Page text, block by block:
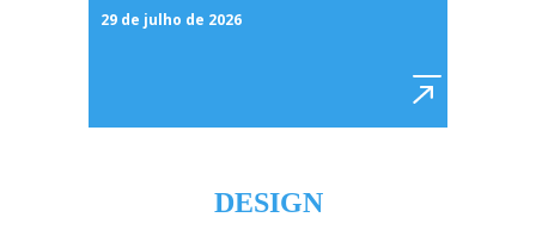
29 de julho de 2026
DESIGN